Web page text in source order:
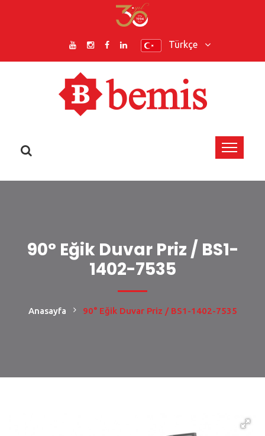
Türkçe
90° Eğik Duvar Priz / BS1-
1402-7535
Anasayfa 90° Eğik Duvar Priz / BS1-1402-7535